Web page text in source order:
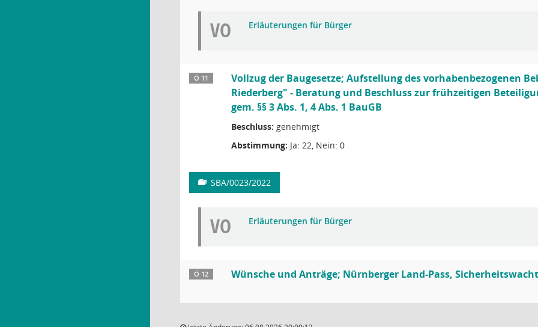
VO Erläuterungen für Bürger
Ö 11
Vollzug der Baugesetze; Aufstellung des vorhabenbezogenen
Riederberg" - Beratung und Beschluss zur frühzeitigen
gem. §§ 3 Abs. 1, 4 Abs. 1 BauGB
Beschluss: genehmigt
Abstimmung: Ja: 22, Nein: 0
SBA/0023/2022
VO Erläuterungen für Bürger
Ö 12 Wünsche und Anträge; Nürnberger Land-Pass, Sicherheitswacht